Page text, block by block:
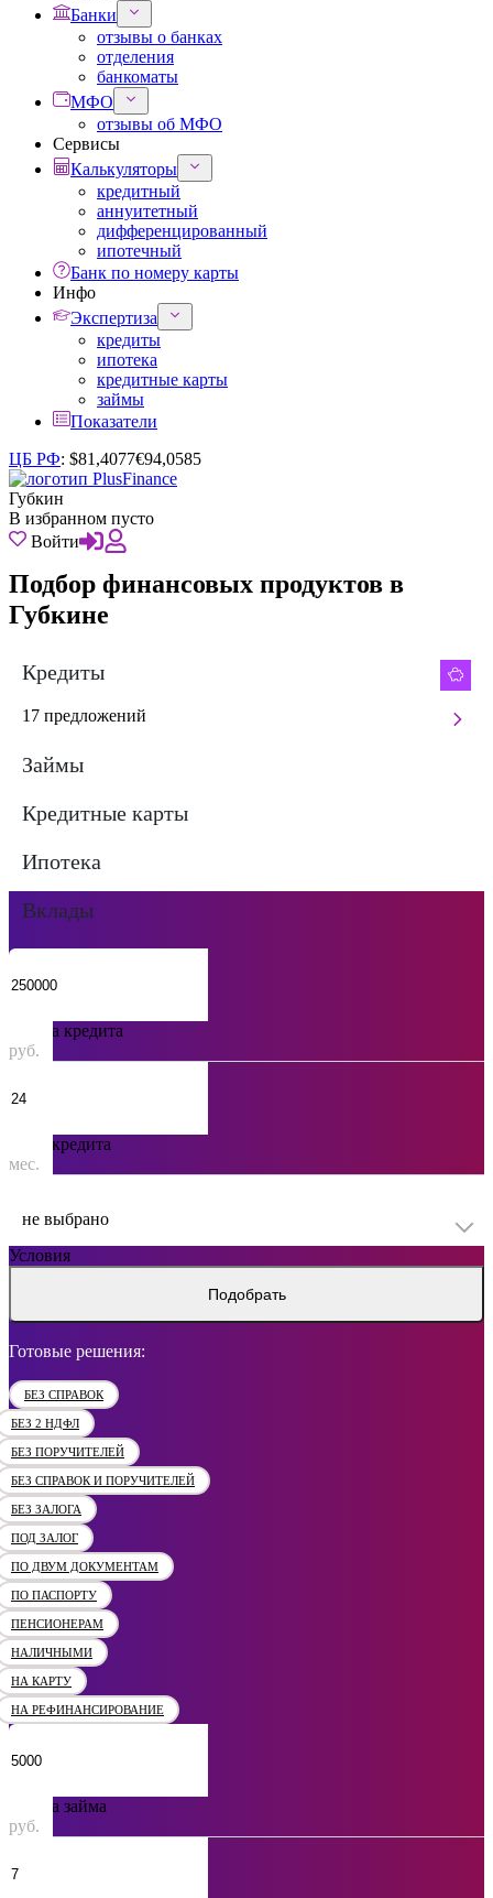
Банки
отзывы о банках
отделения
банкоматы
МФО
отзывы об МФО
Сервисы
Калькуляторы
кредитный
аннуитетный
дифференцированный
ипотечный
Банк по номеру карты
Инфо
Экспертиза
кредиты
ипотека
кредитные карты
займы
Показатели
ЦБ РФ: $81,4077€94,0585
Губкин
В избранном пусто
Войти
Подбор финансовых продуктов в
Губкине
Кредиты
17 предложений
Займы
Кредитные карты
Ипотека
Вклады
Сумма кредита
руб.
Срок кредита
мес.
не выбрано
Условия
Подобрать
Готовые решения:
БЕЗ СПРАВОК
БЕЗ 2 НДФЛ
БЕЗ ПОРУЧИТЕЛЕЙ
БЕЗ СПРАВОК И ПОРУЧИТЕЛЕЙ
БЕЗ ЗАЛОГА
ПОД ЗАЛОГ
ПО ДВУМ ДОКУМЕНТАМ
ПО ПАСПОРТУ
ПЕНСИОНЕРАМ
НАЛИЧНЫМИ
НА КАРТУ
НА РЕФИНАНСИРОВАНИЕ
Сумма займа
руб.